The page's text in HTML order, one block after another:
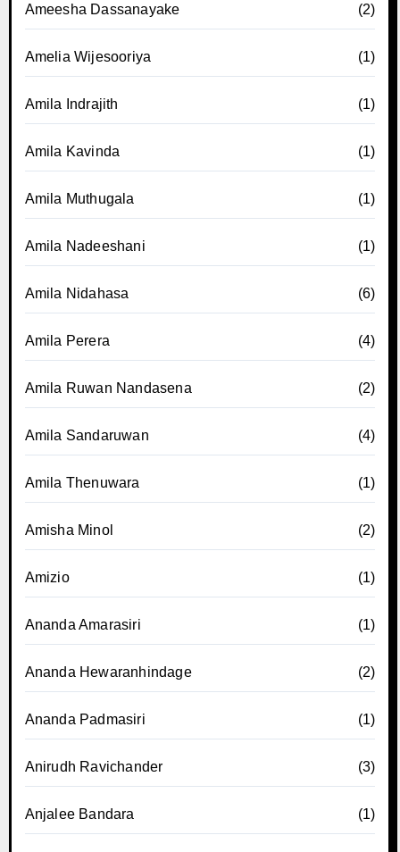
Ameesha Dassanayake (2)
Amelia Wijesooriya (1)
Amila Indrajith (1)
Amila Kavinda (1)
Amila Muthugala (1)
Amila Nadeeshani (1)
Amila Nidahasa (6)
Amila Perera (4)
Amila Ruwan Nandasena (2)
Amila Sandaruwan (4)
Amila Thenuwara (1)
Amisha Minol (2)
Amizio (1)
Ananda Amarasiri (1)
Ananda Hewaranhindage (2)
Ananda Padmasiri (1)
Anirudh Ravichander (3)
Anjalee Bandara (1)